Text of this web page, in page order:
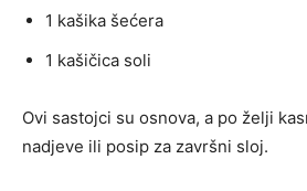
1 kašika šećera
1 kašičica soli
Ovi sastojci su osnova, a po želji
nadjeve ili posip za završni sloj.